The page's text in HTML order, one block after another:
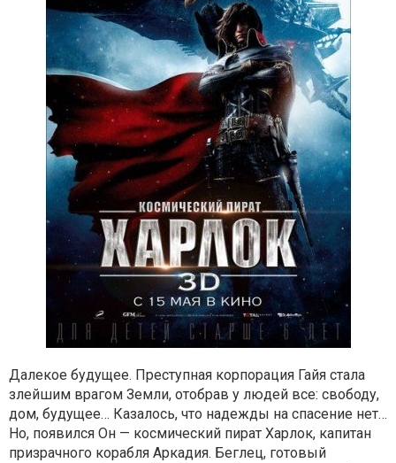
Далекое будущее. Преступная корпорация Гайя стала
злейшим врагом Земли, отобрав у людей все: свободу,
дом, будущее… Казалось, что надежды на спасение нет…
Но, появился Он — космический пират Харлок, капитан
призрачного корабля Аркадия. Беглец, готовый